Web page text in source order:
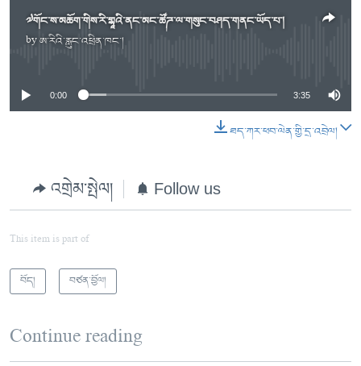
སོ་ཡ་ལ། བོད་ཀྱི་གླུ་གཞས།
༧གོང་ས་མཆོག་གིས་རི་གྷཱའི་ནང་མང་ཚོཌ་ལ་གསུང་བཤད་གནང་ཡོད་པ་།
byཨ་རིའི་རླུང་འཕྲིན་ཁང་།No media source currently available
0:00 3:35
ཐད་ཀར་ཕབ་ལེན་གྱི་དྲ་འབྲེལ།
འགྲེམ་སྤེལ། Follow us
This item is part of
བོད། བཙན་བྱོལ།
Continue reading